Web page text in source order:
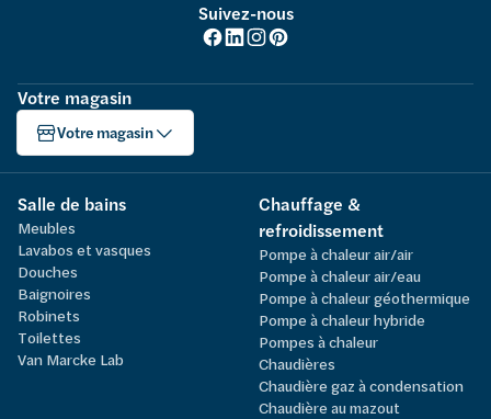
Suivez-nous
Votre magasin
Votre magasin
Salle de bains
Meubles
Lavabos et vasques
Douches
Baignoires
Robinets
Toilettes
Van Marcke Lab
Chauffage &
refroidissement
Pompe à chaleur air/air
Pompe à chaleur air/eau
Pompe à chaleur géothermique
Pompe à chaleur hybride
Pompes à chaleur
Chaudières
Chaudière gaz à condensation
Chaudière au mazout